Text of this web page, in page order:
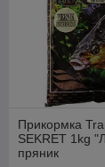
Прикормка
SEKRET 1kg
пряник